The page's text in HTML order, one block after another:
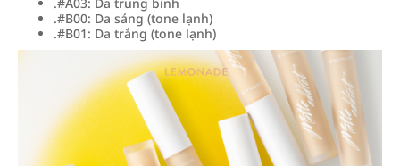
.#B00: Da sáng (tone lạnh)
.#B01: Da trắng (tone lạnh)